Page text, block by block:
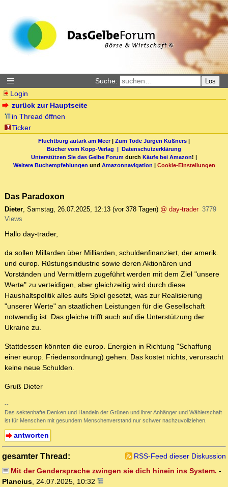
Suche: Los
Login
zurück zur Hauptseite
in Thread öffnen
Ticker
Fluchtburg autark am Meer| Zum Tode Jürgen Küßners |
Bücher vom Kopp-Verlag | Datenschutzerklärung
Unterstützen Sie das Gelbe Forum durch Käufe bei Amazon! |
Weitere Buchempfehlungen und Amazonnavigation | Cookie-Einstellungen
Das Paradoxon
Dieter, Samstag, 26.07.2025, 12:13 (vor 378 Tagen) @ day-trader 3779
Views
Hallo day-trader,
da sollen Millarden über Milliarden, schuldenfinanziert, der amerik.
und europ. Rüstungsindustrie sowie deren Aktionären und
Vorständen und Vermittlern zugeführt werden mit dem Ziel "unsere
Werte" zu verteidigen, aber gleichzeitig wird durch diese
Haushaltspolitik alles aufs Spiel gesetzt, was zur Realisierung
"unserer Werte" an staatlichen Leistungen für die Gesellschaft
notwendig ist. Das gleiche trifft auch auf die Unterstützung der
Ukraine zu.
Stattdessen könnten die europ. Energien in Richtung "Schaffung
einer europ. Friedensordnung) gehen. Das kostet nichts, verursacht
keine neue Schulden.
Gruß Dieter
--
Das sektenhafte Denken und Handeln der Grünen und ihrer Anhänger und Wählerschaft
ist für Menschen mit gesundem Menschenverstand nur schwer nachzuvollziehen.
antworten
gesamter Thread:
RSS-Feed dieser Diskussion
Mit der Gendersprache zwingen sie dich hinein ins System. -
Plancius, 24.07.2025, 10:32